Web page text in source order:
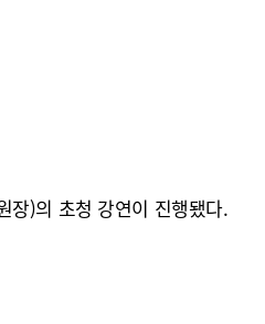
장)의 초청 강연이 진행됐다.